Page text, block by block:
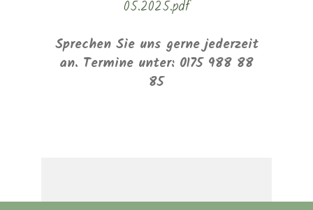
05.2025.pdf
Sprechen Sie uns gerne jederzeit
an. Termine unter: 0175 988 88
85